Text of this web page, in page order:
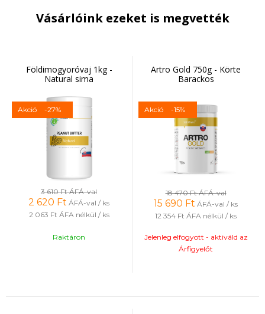
Vásárlóink ezeket is megvették
Földimogyoróvaj 1kg -
Natural sima
Akció -27%
3 610 FtÁFÁ-val
2 620 Ft ÁFÁ-val / ks
2 063 Ft ÁFA nélkül / ks
Raktáron
Artro Gold 750g - Körte
Barackos
Akció -15%
18 470 FtÁFÁ-val
15 690 Ft ÁFÁ-val / ks
12 354 Ft ÁFA nélkül / ks
Jelenleg elfogyott - aktiváld az
Árfigyelőt